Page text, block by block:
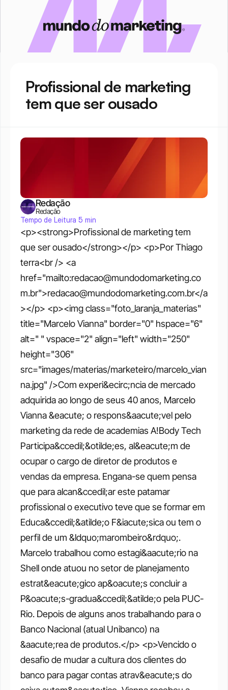
Profissional de marketing
tem que ser ousado
<p><strong>Profissional de marketing tem
que ser ousado</strong></p> <p>Por Thiago
terra<br /> <a
href="mailto:redacao@mundodomarketing.co
m.br">redacao@mundodomarketing.com.br</a
></p> <p><img class="foto_laranja_materias"
title="Marcelo Vianna" border="0" hspace="6"
alt=" " vspace="2" align="left" width="250"
height="306"
src="images/materias/marketeiro/marcelo_vian
na.jpg" />Com experi&ecirc;ncia de mercado
adquirida ao longo de seus 40 anos, Marcelo
Vianna &eacute; o respons&aacute;vel pelo
marketing da rede de academias A!Body Tech
Participa&ccedil;&otilde;es, al&eacute;m de
ocupar o cargo de diretor de produtos e
vendas da empresa. Engana-se quem pensa
que para alcan&ccedil;ar este patamar
profissional o executivo teve que se formar em
Educa&ccedil;&atilde;o F&iacute;sica ou tem o
perfil de um &ldquo;marombeiro&rdquo;.
Marcelo trabalhou como estagi&aacute;rio na
Shell onde atuou no setor de planejamento
estrat&eacute;gico ap&oacute;s concluir a
P&oacute;s-gradua&ccedil;&atilde;o pela PUC-
Rio. Depois de alguns anos trabalhando para o
Banco Nacional (atual Unibanco) na
&aacute;rea de produtos.</p> <p>Vencido o
desafio de mudar a cultura dos clientes do
banco para pagar contas atrav&eacute;s do
Redação
Redação
Tempo de Leitura 5 min